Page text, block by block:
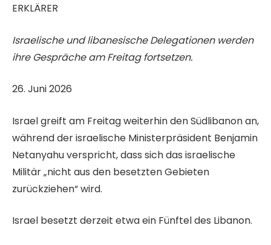
ERKLÄRER
Israelische und libanesische Delegationen werden
ihre Gespräche am Freitag fortsetzen.
V
r
ö
f
f
e
t
26. Juni 2026
Israel greift am Freitag weiterhin den Südlibanon an,
während der israelische Ministerpräsident Benjamin
Netanyahu verspricht, dass sich das israelische
Militär „nicht aus den besetzten Gebieten
zurückziehen“ wird.
Israel besetzt derzeit etwa ein Fünftel des Libanon.